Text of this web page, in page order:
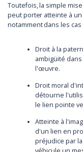
Toutefois, la simple
peut porter atteinte à
notamment dans les cas
Droit à la
ambigüité
l'œuvre.
Droit moral
détourne
le lien pointe
Atteinte à
d'un lien en
préjudice par